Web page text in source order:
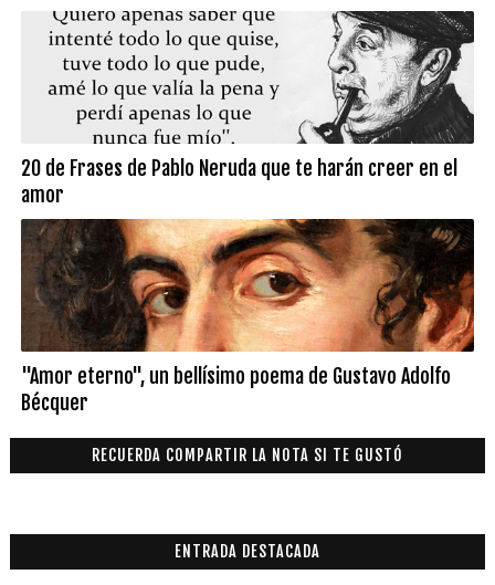
20 de Frases de Pablo Neruda que te harán creer en el
amor
"Amor eterno", un bellísimo poema de Gustavo Adolfo
Bécquer
RECUERDA COMPARTIR LA NOTA SI TE GUSTÓ
ENTRADA DESTACADA